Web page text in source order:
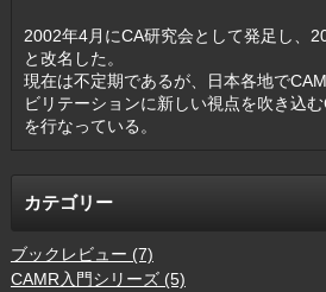
2002年4月にCA研究会として発足し、
と改名した。
現在は不定期であるが、日本各地で
ビリテーションに新しい視点を吹き込
を行なっている。
カテゴリー
ブックレビュー (7)
CAMR入門シリーズ (5)